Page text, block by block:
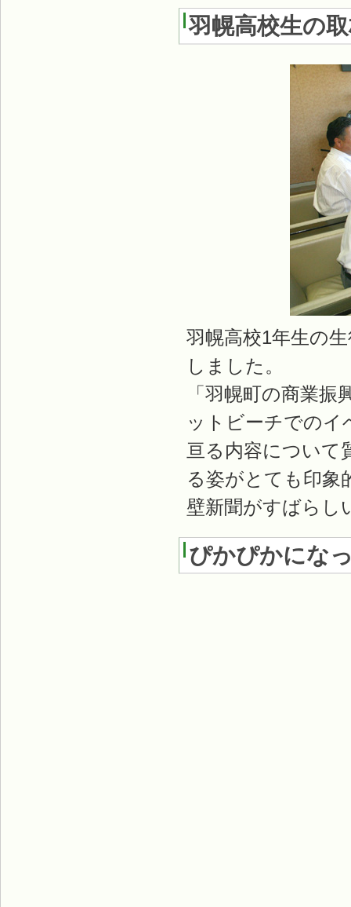
羽幌高校生の
羽幌高校1年生の
しました。
「羽幌町の商業
ットビーチでのイ
亘る内容について
る姿がとても印象
壁新聞がすばらし
ぴかぴかにな